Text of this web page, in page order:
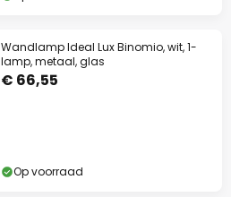
Wandlamp Ideal Lux Binomio, wit, 1-
lamp, metaal, glas
€ 66,55
Op voorraad